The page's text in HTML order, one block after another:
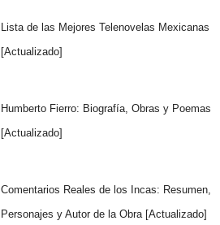
Lista de las Mejores Telenovelas Mexicanas
[Actualizado]
Humberto Fierro: Biografía, Obras y Poemas
[Actualizado]
Comentarios Reales de los Incas: Resumen,
Personajes y Autor de la Obra [Actualizado]